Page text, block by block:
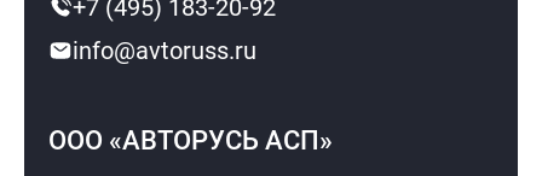
+7 (495) 183-20-92
info@avtoruss.ru
ООО «АВТОРУСЬ АСП»